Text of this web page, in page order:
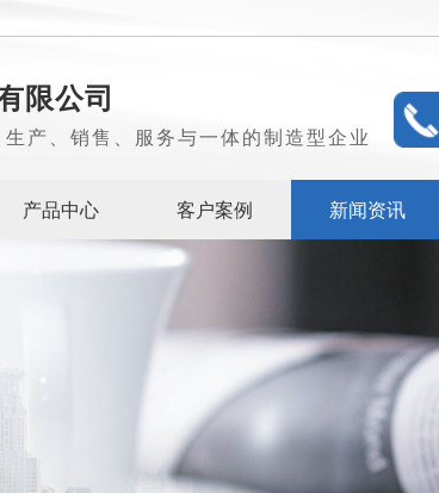
限公司
产、销售、服务与一体的制造型企业
产品中心 客户案例 新闻资讯